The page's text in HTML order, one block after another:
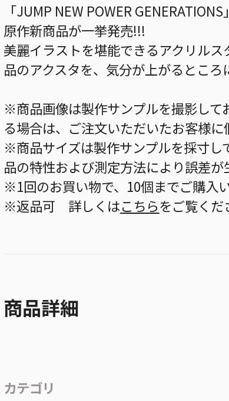
「JUMP NEW POWER
原作新商品が一挙発売!!!
美麗イラストを堪能できるアクリル
品のアクスタを、気分が上がるところ
※商品画像は製作サンプルを撮影して
る場合は、ご注文いただいたお客様に
※商品サイズは製作サンプルを採寸し
品の特性および測定方法により誤差が
※1回のお買い物で、10個までご購入い
※返品可 詳しくはこちらをご覧くだ
商品詳細
カテゴリ